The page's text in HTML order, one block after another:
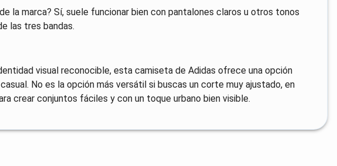
la marca? Sí, suele funcionar bien con pantalones claros u otros tonos
las tres bandas.
visual reconocible, esta camiseta de Adidas ofrece una opción
No es la opción más versátil si buscas un corte muy ajustado, en
crear conjuntos fáciles y con un toque urbano bien visible.